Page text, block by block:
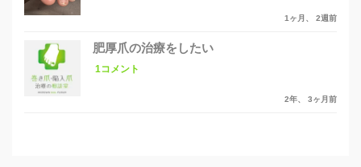
1ヶ月、 2週前
肥厚爪の治療をしたい
1コメント
2年、 3ヶ月前